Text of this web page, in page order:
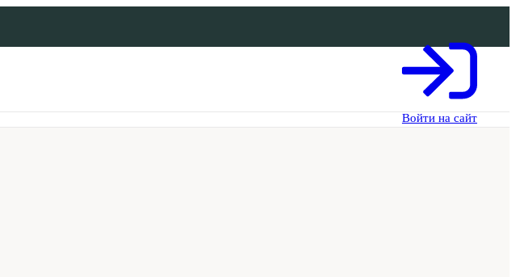
Войти на сайт